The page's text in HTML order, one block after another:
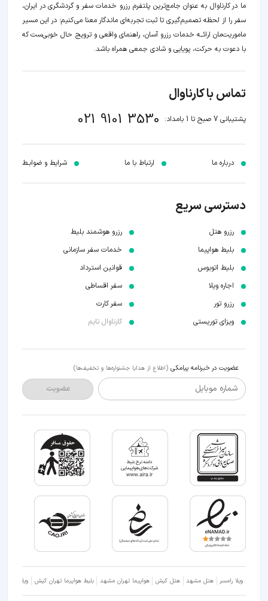
ما در کارناوال به عنوان جامع‌ترین پلتفرم رزرو خدمات سفر و گردشگری در ایران،
سفر را از لحظه‌ تصمیم‌گیری تا ثبت تجربه‌ای ماندگار معنا می‌کنیم؛ در این مسیر‍
ماموریت‌مان اراﺋــﻪ خدمات رزرو آسان، راهنمای واقعی و ترویج حال خوبی‌ست که
با دعوت به حرکت، پویایی و شادی جمعی همراه باشد.
تماس با کارناوال
پشتیبانی 7 صبح تا 1 بامداد: 021 9101 3530
درباره ما ارتباط با ما شرایط و ضوابـط
دسترسی سریع
رزرو هتل
بلیط هواپیما
بلیط اتوبوس
اجاره ویلا
رزرو تور
ویزای توریستی
رزرو هوشمند بلیط
خدمات سفر سازمانی
قوانین استرداد
سفر اقساطی
سفر کارت
کارناوال تایم
عضویت در خبرنامه پیامکی (اطلاع از هدایا جشنواره‌ها و تخفیف‌ها)
شماره موبایل عضویت
ویلا رامسر هتل مشهد هتل کیش هواپیما تهران مشهد بلیط هواپیما تهران کیش ویلا شمال